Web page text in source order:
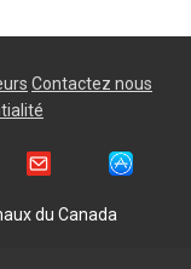
Contactez nous
du Canada